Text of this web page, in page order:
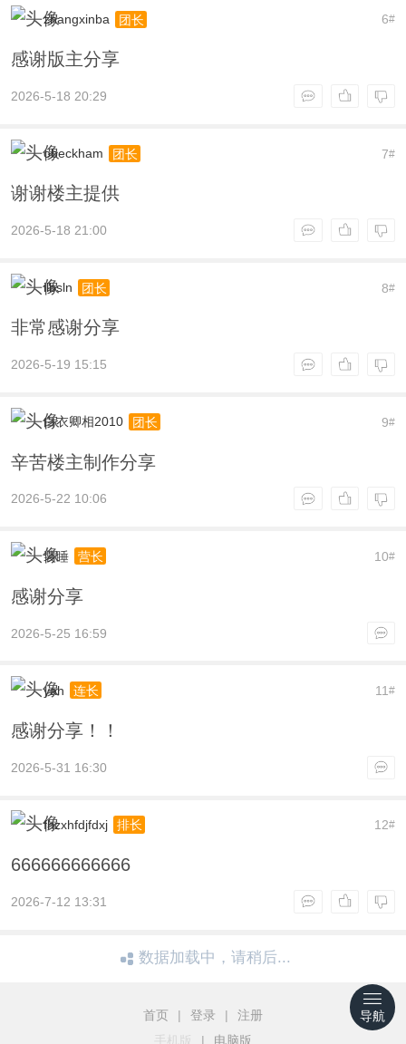
6#
zhangxinba 团长
感谢版主分享
2026-5-18 20:29
7#
obeckham 团长
谢谢楼主提供
2026-5-18 21:00
8#
ilbsln 团长
非常感谢分享
2026-5-19 15:15
9#
白衣卿相2010 团长
辛苦楼主制作分享
2026-5-22 10:06
10#
装睡 营长
感谢分享
2026-5-25 16:59
11#
yah 连长
感谢分享！！
2026-5-31 16:30
12#
fhzxhfdjfdxj 排长
666666666666
2026-7-12 13:31
数据加载中，请稍后...
首页 | 登录 |
注册
手机版
| 电脑版
导航